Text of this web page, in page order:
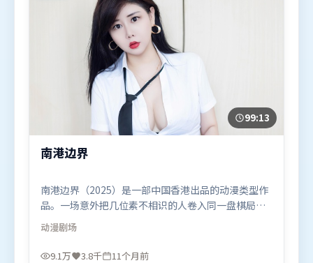
99:13
南港边界
南港边界（2025）是一部中国香港出品的动漫类型作
品。一场意外把几位素不相识的人卷入同一盘棋局，
信任与背叛交替上演。叙事线索多线并进，最终在关
键节点收束。由杜琪峰执导，迪皮卡·帕度柯妮、谭
卓、奥卡菲娜，白宇等联袂出演。影片于2025年9月
动漫剧场
9.1万 3.8千 11个月前